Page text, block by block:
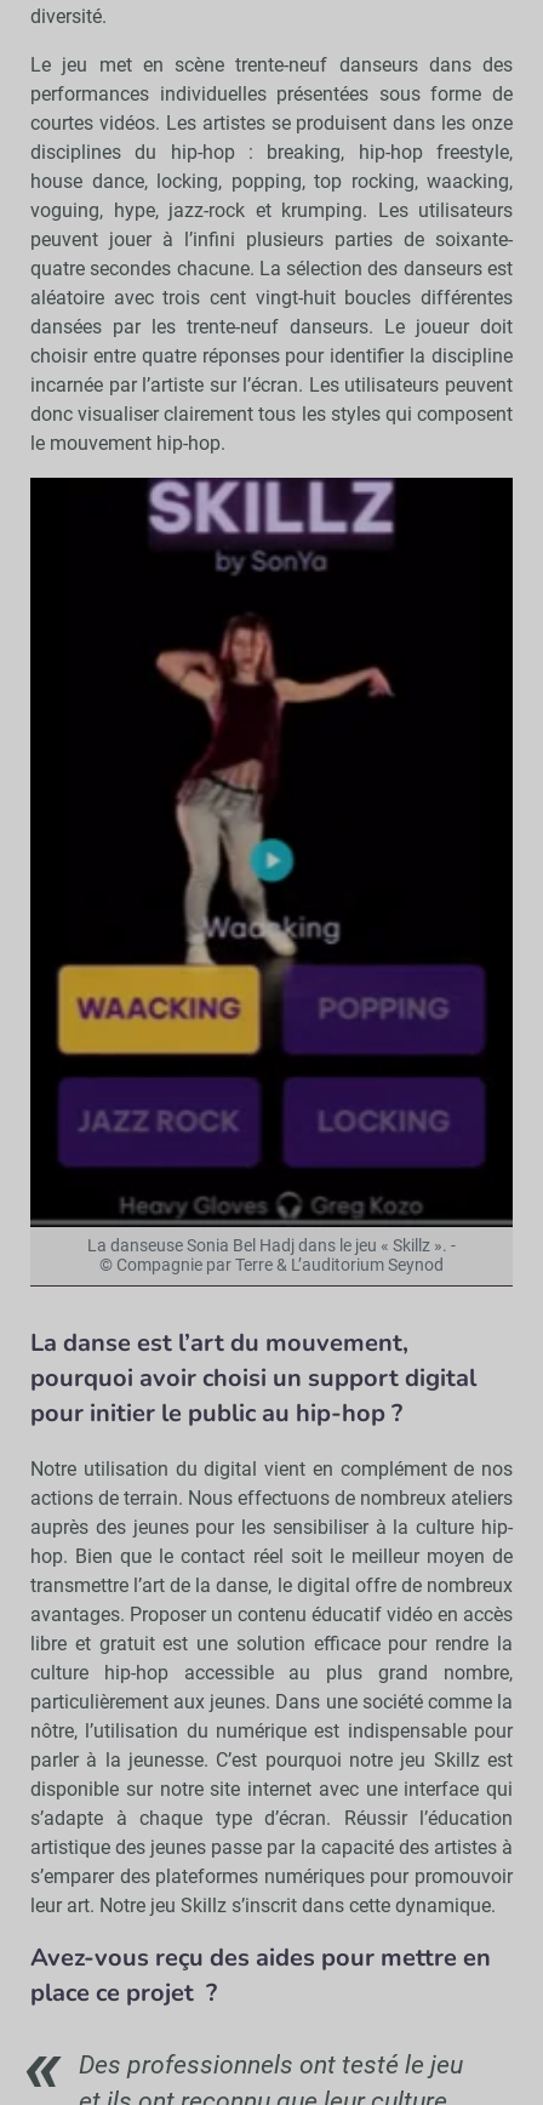
diversité.
Le jeu met en scène trente-neuf danseurs dans des
performances individuelles présentées sous forme de
courtes vidéos. Les artistes se produisent dans les onze
disciplines du hip-hop : breaking, hip-hop freestyle,
house dance, locking, popping, top rocking, waacking,
voguing, hype, jazz-rock et krumping. Les utilisateurs
peuvent jouer à l’infini plusieurs parties de soixante-
quatre secondes chacune. La sélection des danseurs est
aléatoire avec trois cent vingt-huit boucles différentes
dansées par les trente-neuf danseurs. Le joueur doit
choisir entre quatre réponses pour identifier la discipline
incarnée par l’artiste sur l’écran. Les utilisateurs peuvent
donc visualiser clairement tous les styles qui composent
le mouvement hip-hop.
La danseuse Sonia Bel Hadj dans le jeu « Skillz ». -
© Compagnie par Terre & L’auditorium Seynod
La danse est l’art du mouvement,
pourquoi avoir choisi un support digital
pour initier le public au hip-hop ?
Notre utilisation du digital vient en complément de nos
actions de terrain. Nous effectuons de nombreux ateliers
auprès des jeunes pour les sensibiliser à la culture hip-
hop. Bien que le contact réel soit le meilleur moyen de
transmettre l’art de la danse, le digital offre de nombreux
avantages. Proposer un contenu éducatif vidéo en accès
libre et gratuit est une solution efficace pour rendre la
culture hip-hop accessible au plus grand nombre,
particulièrement aux jeunes. Dans une société comme la
nôtre, l’utilisation du numérique est indispensable pour
parler à la jeunesse. C’est pourquoi notre jeu Skillz est
disponible sur notre site internet avec une interface qui
s’adapte à chaque type d’écran. Réussir l’éducation
artistique des jeunes passe par la capacité des artistes à
s’emparer des plateformes numériques pour promouvoir
leur art. Notre jeu Skillz s’inscrit dans cette dynamique.
Avez-vous reçu des aides pour mettre en
place ce projet ?
Des professionnels ont testé le jeu